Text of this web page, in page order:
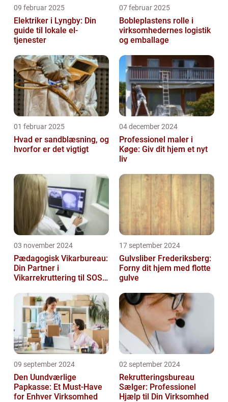
09 februar 2025
Elektriker i Lyngby: Din
guide til lokale el-
tjenester
07 februar 2025
Bobleplastens rolle i
virksomhedernes logistik
og emballage
01 februar 2025
Hvad er sandblæsning, og
hvorfor er det vigtigt
04 december 2024
Professionel maler i
Køge: Giv dit hjem et nyt
liv
03 november 2024
Pædagogisk Vikarbureau:
Din Partner i
Vikarrekruttering til SOSU
17 september 2024
Gulvsliber Frederiksberg:
Forny dit hjem med flotte
gulve
09 september 2024
Den Uundværlige
Papkasse: Et Must-Have
for Enhver Virksomhed
02 september 2024
Rekrutteringsbureau
Sælger: Professionel
Hjælp til Din Virksomhed